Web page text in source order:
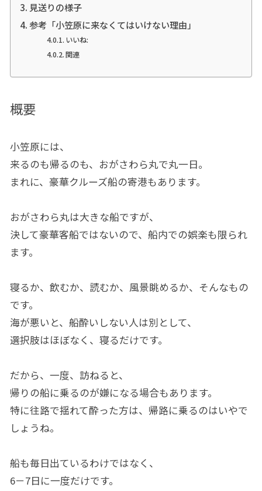
見送りの様子
参考「小笠原に来なくてはいけない理由」
いいね:
関連
概要
小笠原には、
来るのも帰るのも、おがさわら丸で丸一日。
まれに、豪華クルーズ船の寄港もあります。
おがさわら丸は大きな船ですが、
決して豪華客船ではないので、船内での娯楽も限られ
ます。
寝るか、飲むか、読むか、風景眺めるか、そんなもの
です。
海が悪いと、船酔いしない人は別として、
選択肢はほぼなく、寝るだけです。
だから、一度、訪ねると、
帰りの船に乗るのが嫌になる場合もあります。
特に往路で揺れて酔った方は、帰路に乗るのはいやで
しょうね。
船も毎日出ているわけではなく、
6－7日に一度だけです。